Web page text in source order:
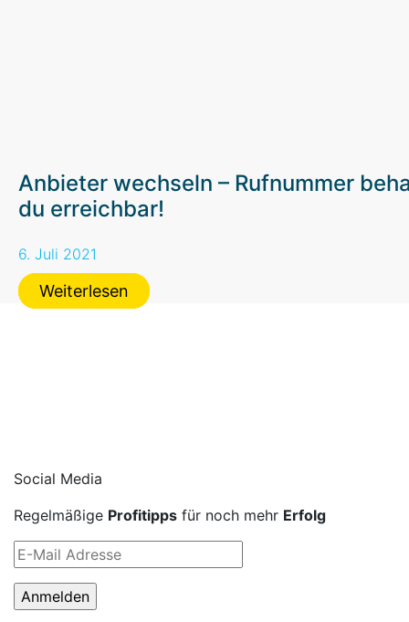
Anbieter wechseln – Rufnummer
du erreichbar!
6. Juli 2021
Weiterlesen
Social Media
Regelmäßige Profitipps für noch mehr Erfolg